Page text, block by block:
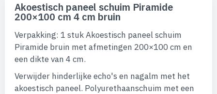
naar
begin
afbeeldingen-
Akoestisch paneel schuim Piramide
200×100 cm 4 cm bruin
Verpakking: 1 stuk Akoestisch paneel schuim
Piramide bruin met afmetingen 200×100 cm en
een dikte van 4 cm.
Verwijder hinderlijke echo's en nagalm met het
akoestisch paneel. Polyurethaanschuim met een